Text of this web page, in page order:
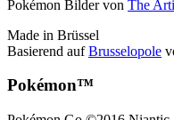
Pokémon Bilder von The
Made in Brüssel
Basierend aufBrusselopole
Pokémon™